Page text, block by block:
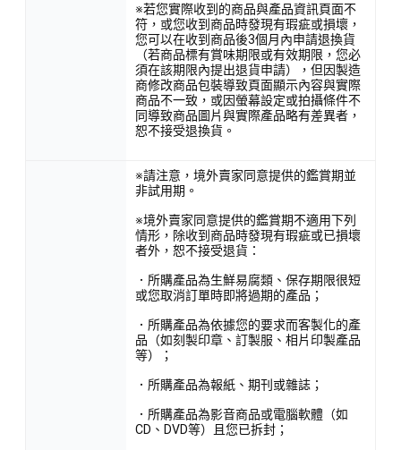
※若您實際收到的商品與產品資訊頁面不
符，或您收到商品時發現有瑕疵或損壞，
您可以在收到商品後3個月內申請退換貨
（若商品標有賞味期限或有效期限，您必
須在該期限內提出退貨申請），但因製造
商修改商品包裝導致頁面顯示內容與實際
商品不一致，或因螢幕設定或拍攝條件不
同導致商品圖片與實際產品略有差異者，
恕不接受退換貨。
※請注意，境外賣家同意提供的鑑賞期並
非試用期。
※境外賣家同意提供的鑑賞期不適用下列
情形，除收到商品時發現有瑕疵或已損壞
者外，恕不接受退貨：
．所購產品為生鮮易腐類、保存期限很短
或您取消訂單時即將過期的產品；
．所購產品為依據您的要求而客製化的產
品（如刻製印章、訂製服、相片印製產品
等）；
．所購產品為報紙、期刊或雜誌；
．所購產品為影音商品或電腦軟體（如
CD、DVD等）且您已拆封；